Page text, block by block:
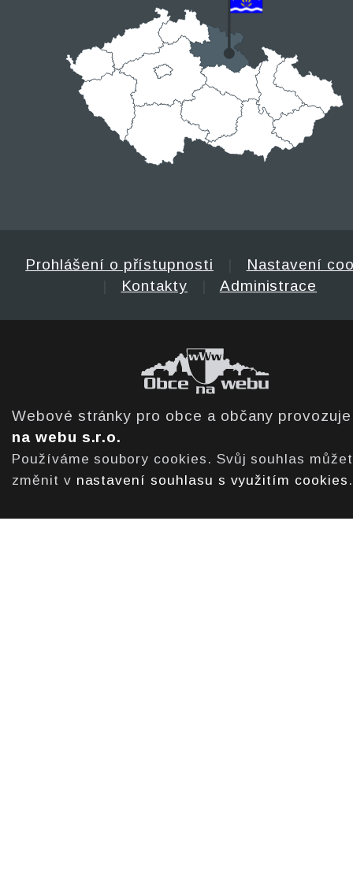
Prohlášení o přístupnosti
Nastavení
Kontakty Administrace
Webové stránky pro obce a občany
na webu s.r.o.
Používáme soubory cookies. Svůj souhlas
změnit v nastavení souhlasu s využitím cookies .